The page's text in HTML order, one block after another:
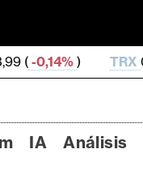
0,327 394 ( 0,09%)
IA Análisis